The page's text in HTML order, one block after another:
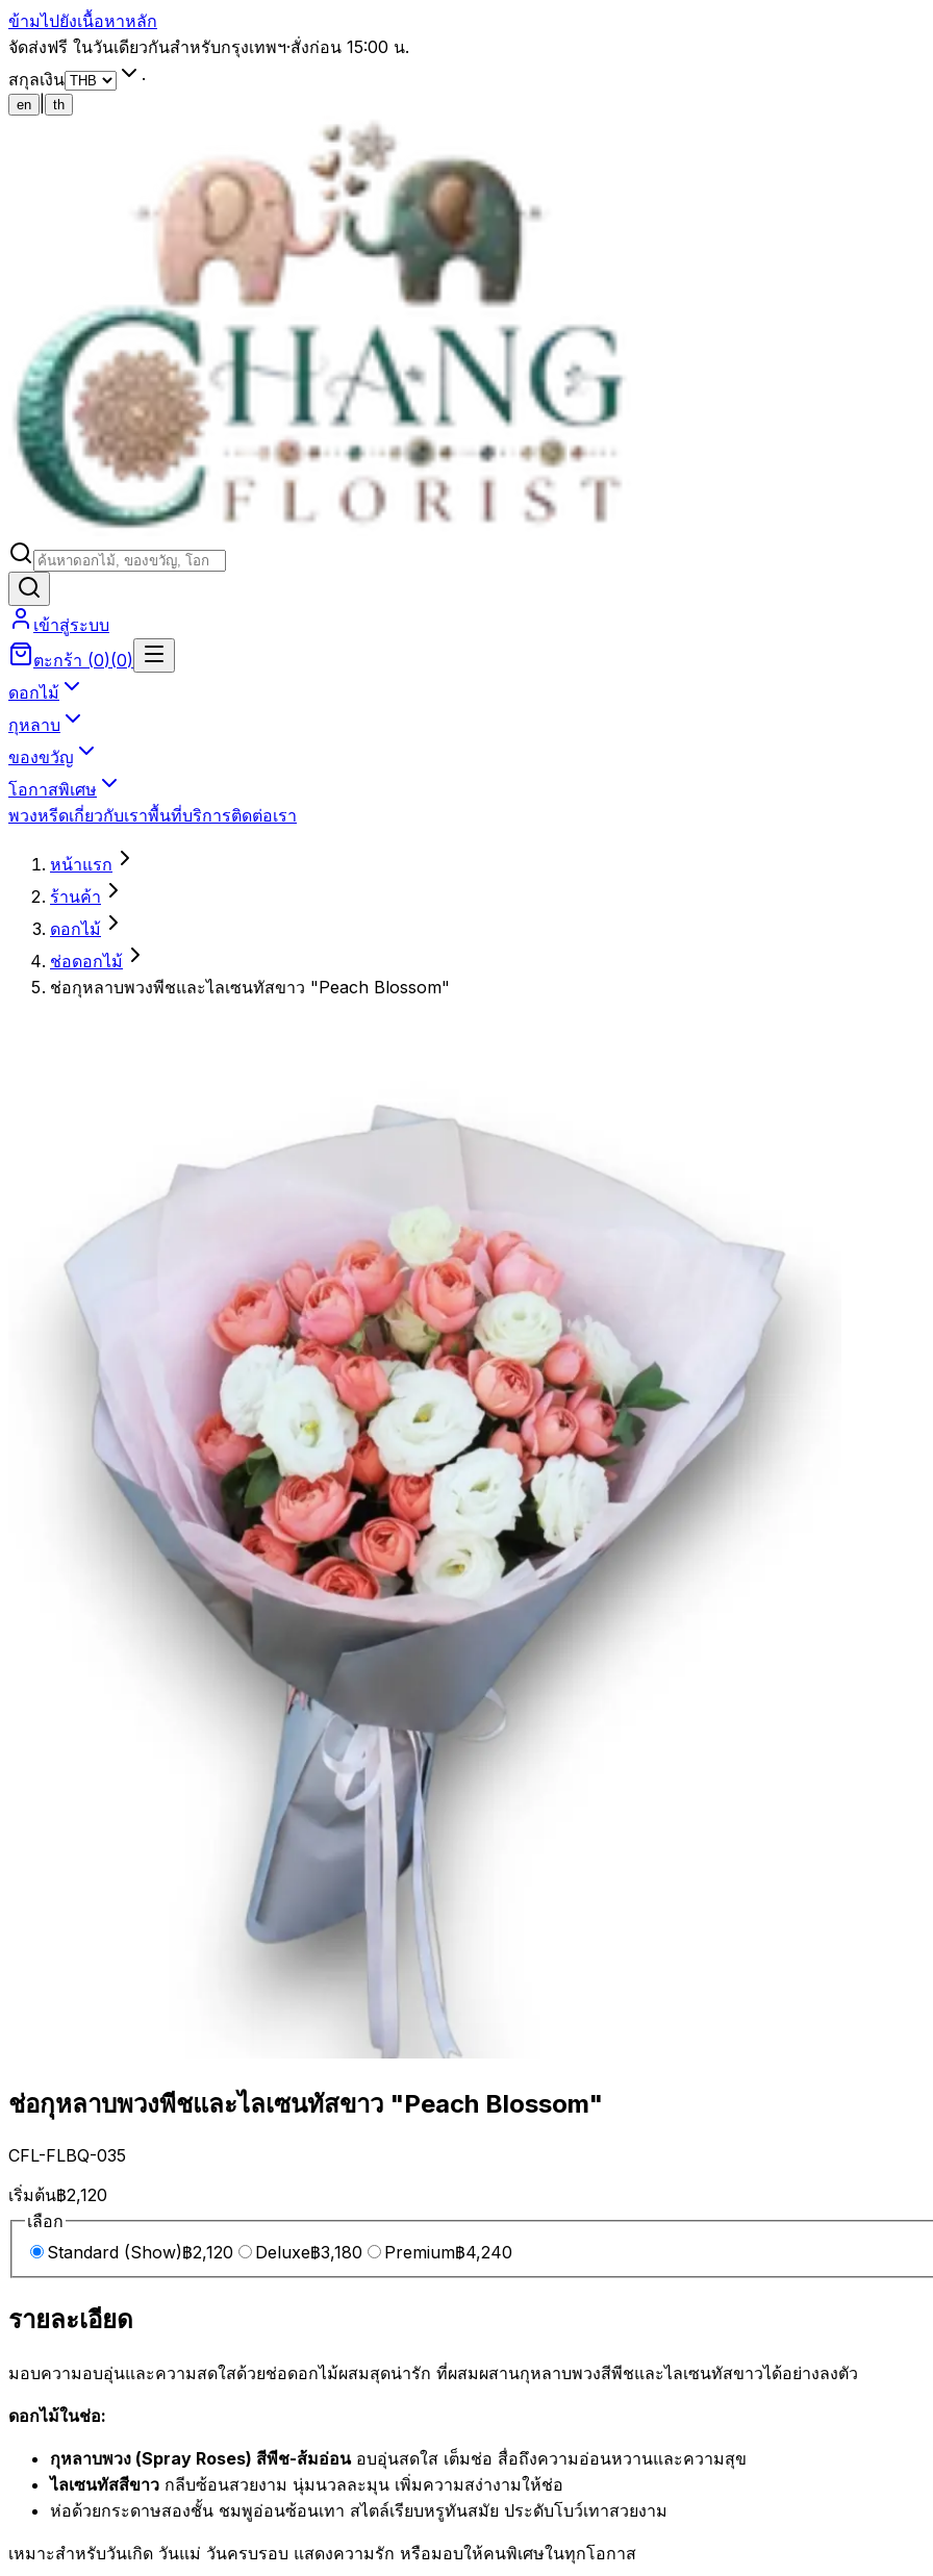
ข้ามไปยังเนื้อหาหลัก
จัดส่งฟรี ในวันเดียวกันสำหรับกรุงเทพฯ·สั่งก่อน 15:00 น.
สกุลเงิน
·
en th
เข้าสู่ระบบ
ตะกร้า (0)(0)
ดอกไม้
กุหลาบ
ของขวัญ
โอกาสพิเศษ
พวงหรีดเกี่ยวกับเราพื้นที่บริการติดต่อเรา
หน้าแรก
ร้านค้า
ดอกไม้
ช่อดอกไม้
ช่อกุหลาบพวงพีชและไลเซนทัสขาว "Peach Blossom"
ช่อกุหลาบพวงพีชและไลเซนทัสขาว "Peach Blossom"
CFL-FLBQ-035
เริ่มต้น฿2,120
เลือก
Standard (Show)฿2,120 Deluxe฿3,180 Premium฿4,240
รายละเอียด
มอบความอบอุ่นและความสดใสด้วยช่อดอกไม้ผสมสุดน่ารัก ที่ผสมผสานกุหลาบพวงสีพีชและไลเซนทัสขาวได้อย่างลงตัว
ดอกไม้ในช่อ:
กุหลาบพวง (Spray Roses) สีพีช-ส้มอ่อนอบอุ่นสดใส เต็มช่อ สื่อถึงความอ่อนหวานและความสุข
ไลเซนทัสสีขาว กลีบซ้อนสวยงาม นุ่มนวลละมุน เพิ่มความสง่างามให้ช่อ
ห่อด้วยกระดาษสองชั้น ชมพูอ่อนซ้อนเทา สไตล์เรียบหรูทันสมัย ประดับโบว์เทาสวยงาม
เหมาะสำหรับวันเกิด วันแม่ วันครบรอบ แสดงความรัก หรือมอบให้คนพิเศษในทุกโอกาส